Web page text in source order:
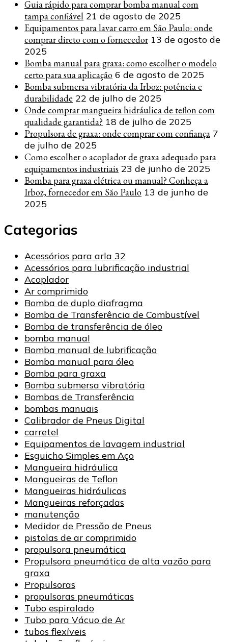
Guia rápido para comprar bomba manual com
tampa confiável 21 de agosto de 2025
Equipamentos para lavar carro em São Paulo: onde
comprar direto com o fornecedor 13 de agosto de
2025
Bomba manual para graxa: como escolher o modelo
certo para sua aplicação 6 de agosto de 2025
Bomba submersa vibratória da Irboz: potência e
durabilidade 22 de julho de 2025
Onde comprar mangueira hidráulica de teflon com
qualidade garantida? 18 de julho de 2025
Propulsora de graxa: onde comprar com confiança 7
de julho de 2025
Como escolher o acoplador de graxa adequado para
equipamentos industriais 23 de junho de 2025
Bomba para graxa elétrica ou manual? Conheça a
Irboz, fornecedor em São Paulo 13 de junho de
2025
Categorias
Acessórios para arla 32
Acessórios para lubrificação industrial
Acoplador
Ar comprimido
Bomba de duplo diafragma
Bomba de Transferência de Combustível
Bomba de transferência de óleo
bomba manual
Bomba manual de lubrificação
Bomba manual para óleo
Bomba para graxa
Bomba submersa vibratória
Bombas de Transferência
bombas manuais
Calibrador de Pneus Digital
carretel
Equipamentos de lavagem industrial
Esguicho Simples em Aço
Mangueira hidráulica
Mangueiras de Teflon
Mangueiras hidráulicas
Mangueiras reforçadas
manutenção
Medidor de Pressão de Pneus
pistolas de ar comprimido
propulsora pneumática
Propulsora pneumática de alta vazão para
graxa
Propulsoras
propulsoras pneumáticas
Tubo espiralado
Tubo para Vácuo de Ar
tubos flexíveis